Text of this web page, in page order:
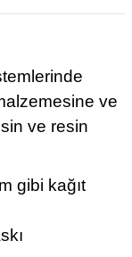
ve
ve resin
gibi kağıt